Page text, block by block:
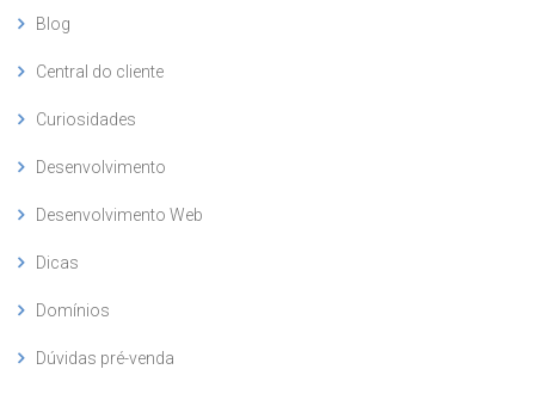
Blog
Central do cliente
Curiosidades
Desenvolvimento
Desenvolvimento Web
Dicas
Domínios
Dúvidas pré-venda